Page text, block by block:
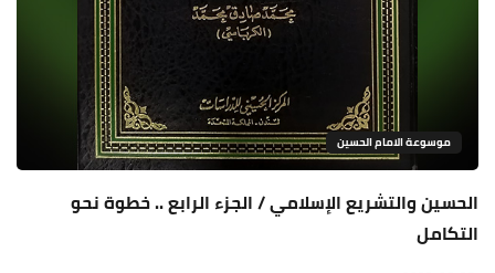
موسوعة الامام الحسين
الحسين والتشريع الإسلامي / الجزء الرابع .. خطوة نحو
التكامل